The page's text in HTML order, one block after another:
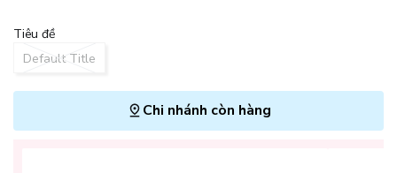
Tiêu đề
Default Title
Chi nhánh còn hàng